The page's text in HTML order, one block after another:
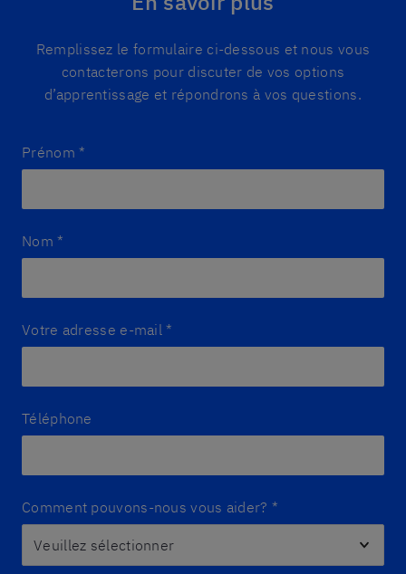
Remplissez le formulaire ci-dessous et nous vous
contacterons pour discuter de vos options
d’apprentissage et répondrons à vos questions.
Prénom *
Nom *
Votre adresse e-mail *
Téléphone
Comment pouvons-nous vous aider? *